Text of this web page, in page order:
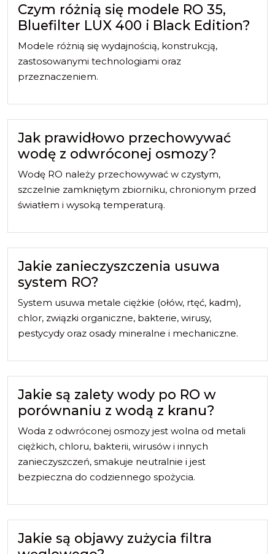
Czym różnią się modele RO 35,
Bluefilter LUX 400 i Black Edition?
Modele różnią się wydajnością, konstrukcją,
zastosowanymi technologiami oraz
przeznaczeniem.
Jak prawidłowo przechowywać
wodę z odwróconej osmozy?
Wodę RO należy przechowywać w czystym,
szczelnie zamkniętym zbiorniku, chronionym przed
światłem i wysoką temperaturą.
Jakie zanieczyszczenia usuwa
system RO?
System usuwa metale ciężkie (ołów, rtęć, kadm),
chlor, związki organiczne, bakterie, wirusy,
pestycydy oraz osady mineralne i mechaniczne.
Jakie są zalety wody po RO w
porównaniu z wodą z kranu?
Woda z odwróconej osmozy jest wolna od metali
ciężkich, chloru, bakterii, wirusów i innych
zanieczyszczeń, smakuje neutralnie i jest
bezpieczna do codziennego spożycia.
Jakie są objawy zużycia filtra